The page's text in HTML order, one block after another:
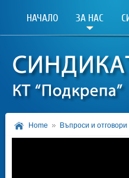
НАЧАЛО ЗА НАС
Home Въпроси и отговори